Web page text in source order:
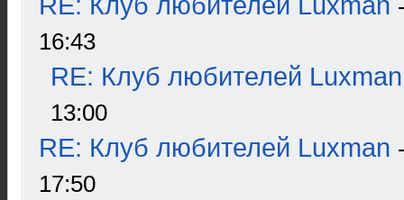
16:43
RE: Клуб любителей Luxman
13:00
RE: Клуб любителей Luxman
17:50